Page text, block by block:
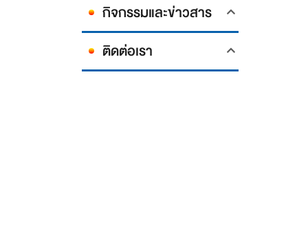
กิจกรรมและข่าวสาร
ติดต่อเรา